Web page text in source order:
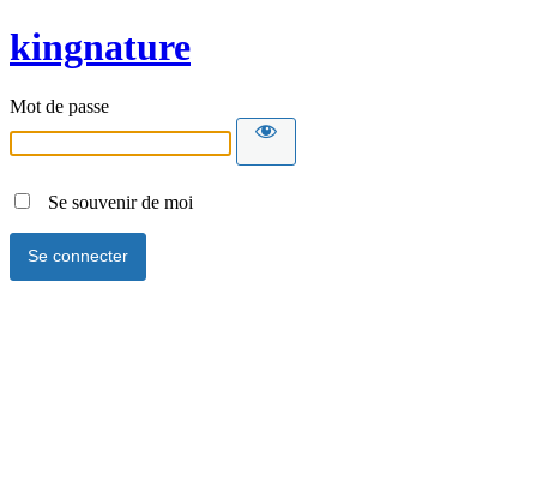
kingnature
Mot de passe
Se souvenir de moi